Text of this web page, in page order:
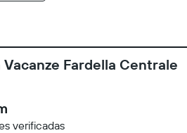
Fardella Centrale
verificadas